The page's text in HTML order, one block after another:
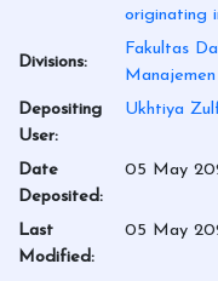
originating
Divisions:
Fakultas
Depositing
User:
Ukhtiya
Date
Deposited:
05 May
Last
Modified:
05 May